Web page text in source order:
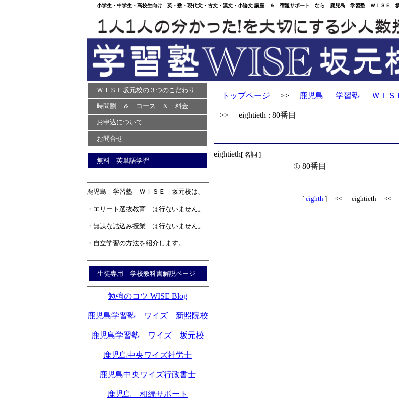
小学生・中学生・高校生向け 英・数・現代文・古文・漢文・小論文 講座 ＆ 宿題サポート なら 鹿児島 学習塾 ＷＩＳＥ 坂元
ＷＩＳＥ坂元校の３つのこだわり
時間割 ＆ コース ＆ 料金
お申込について
お問合せ
無料 英単語学習
鹿児島 学習塾 ＷＩＳＥ 坂元校は、
・エリート選抜教育 は行ないません。
・無謀な詰込み授業 は行ないません。
・自立学習の方法を紹介します。
生徒専用 学校教科書解説ページ
勉強のコツ WISE Blog
鹿児島学習塾 ワイズ 新照院校
鹿児島学習塾 ワイズ 坂元校
鹿児島中央ワイズ社労士
鹿児島中央ワイズ行政書士
鹿児島 相続サポート
トップページ >> 鹿児島 学習塾 ＷＩＳ
>> eightieth : 80番目
eightieth[ 名詞 ]
① 80番目
[ eighth ] << eightieth <<